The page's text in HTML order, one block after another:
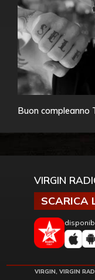
Buon compleanno
VIRGIN
SCARICA
VIRGIN, VIRGIN